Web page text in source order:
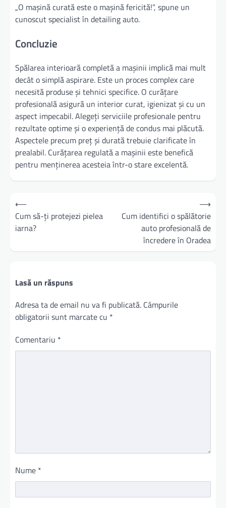
„O mașină curată este o mașină fericită!”, spune un
cunoscut specialist în detailing auto.
Concluzie
Spălarea interioară completă a mașinii implică mai mult
decât o simplă aspirare. Este un proces complex care
necesită produse și tehnici specifice. O curățare
profesională asigură un interior curat, igienizat și cu un
aspect impecabil. Alegeți serviciile profesionale pentru
rezultate optime și o experiență de condus mai plăcută.
Aspectele precum preț și durată trebuie clarificate în
prealabil. Curățarea regulată a mașinii este benefică
pentru menținerea acesteia într-o stare excelentă.
Navigare
în
articole
⟵
Cum să-ți protejezi pielea
iarna?
Cum identifici o spălătorie
auto profesională de
încredere în Oradea
⟶
Lasă un răspuns
Adresa ta de email nu va fi publicată. Câmpurile
obligatorii sunt marcate cu *
Comentariu *
Nume *